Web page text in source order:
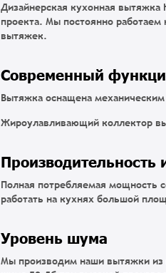
Дизайнерская кухонная вытяжка
проекта. Мы постоянно
вытяжек.
Современный
Вытяжка оснащена
Жироулавливающий коллектор
Производительность
Полная потребляемая мощность
работать на кухнях большой
Уровень шума
Мы производим наши вытяжки из